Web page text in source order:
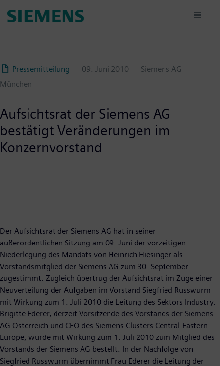
para
Pressemitteilung
09. Juni 2010
Siemens AG
München
Aufsichtsrat der Siemens AG
bestätigt Veränderungen im
Konzernvorstand
Der Aufsichtsrat der Siemens AG hat in seiner
außerordentlichen Sitzung am 09. Juni der vorzeitigen
Niederlegung des Mandats von Heinrich Hiesinger als
Vorstandsmitglied der Siemens AG zum 30. September
zugestimmt. Zugleich übertrug der Aufsichtsrat im Zuge einer
Neuverteilung der Aufgaben im Vorstand Siegfried Russwurm
mit Wirkung zum 1. Juli 2010 die Leitung des Sektors Industry.
Brigitte Ederer, derzeit Vorsitzende des Vorstands der Siemens
AG Österreich und CEO des Siemens Clusters Central-Eastern-
Europe, wurde mit Wirkung zum 1. Juli 2010 zum Mitglied des
Vorstands der Siemens AG bestellt. In der Nachfolge von
Siegfried Russwurm übernimmt Frau Ederer die Leitung der